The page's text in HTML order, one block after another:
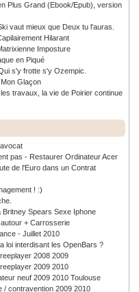
Plus Grand (Ebook/Epub), version
vaut mieux que Deux tu l'auras.
Hilarant
Imposture
en Piqué
s'y frotte s'y Ozempic.
Glaçon
travaux, la vie de Poirier continue
pas - Restaurer Ordinateur Acer
de l'Euro dans un Contrat
! :)
Britney Spears Sexe Iphone
+ Carrosserie
- Juillet 2010
loi interdisant les OpenBars ?
2008 2009
2009 2010
neuf 2009 2010 Toulouse
/ contravention 2009 2010